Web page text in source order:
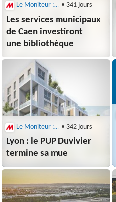
Le Moniteur : Architecture • 341 jours
Les services municipaux
de Caen investiront
une bibliothèque
Le Moniteur : Architecture • 342 jours
Lyon : le PUP Duvivier
termine sa mue